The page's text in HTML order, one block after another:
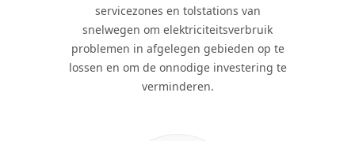
servicezones en tolstations van
snelwegen om elektriciteitsverbruik
problemen in afgelegen gebieden op te
lossen en om de onnodige investering te
verminderen.